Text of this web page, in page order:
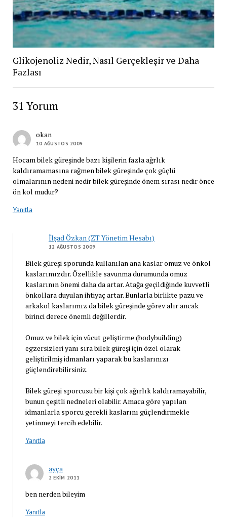
Glikojenoliz Nedir, Nasıl Gerçekleşir ve Daha
Fazlası
31 Yorum
okan
10 AĞUSTOS 2009
Hocam bilek güreşinde bazı kişilerin fazla ağrlık
kaldıramamasına rağmen bilek güreşinde çok güçlü
olmalarının nedeni nedir bilek güreşinde önem sırası nedir önce
ön kol mudur?
Yanıtla
İlşad Özkan (ZT Yönetim Hesabı)
12 AĞUSTOS 2009
Bilek güreşi sporunda kullanılan ana kaslar omuz ve önkol
kaslarımızdır. Özellikle savunma durumunda omuz
kaslarının önemi daha da artar. Atağa geçildiğinde kuvvetli
önkollara duyulan ihtiyaç artar. Bunlarla birlikte pazu ve
arkakol kaslarımız da bilek güreşinde görev alır ancak
birinci derece önemli değillerdir.
Omuz ve bilek için vücut geliştirme (bodybuilding)
egzersizleri yanı sıra bilek güreşi için özel olarak
geliştirilmiş idmanları yaparak bu kaslarınızı
güçlendirebilirsiniz.
Bilek güreşi sporcusu bir kişi çok ağırlık kaldıramayabilir,
bunun çeşitli nedneleri olabilir. Amaca göre yapılan
idmanlarla sporcu gerekli kaslarını güçlendirmekle
yetinmeyi tercih edebilir.
Yanıtla
ayça
2 EKIM 2011
ben nerden bileyim
Yanıtla